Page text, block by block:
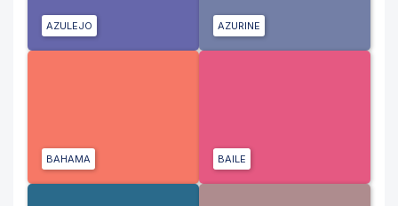
AZULEJO AZURINE
BAHAMA BAILE